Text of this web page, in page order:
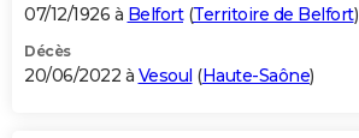
07/12/1926 à Belfort(Territoire de Belfort)
Décès
20/06/2022 à Vesoul (Haute-Saône)